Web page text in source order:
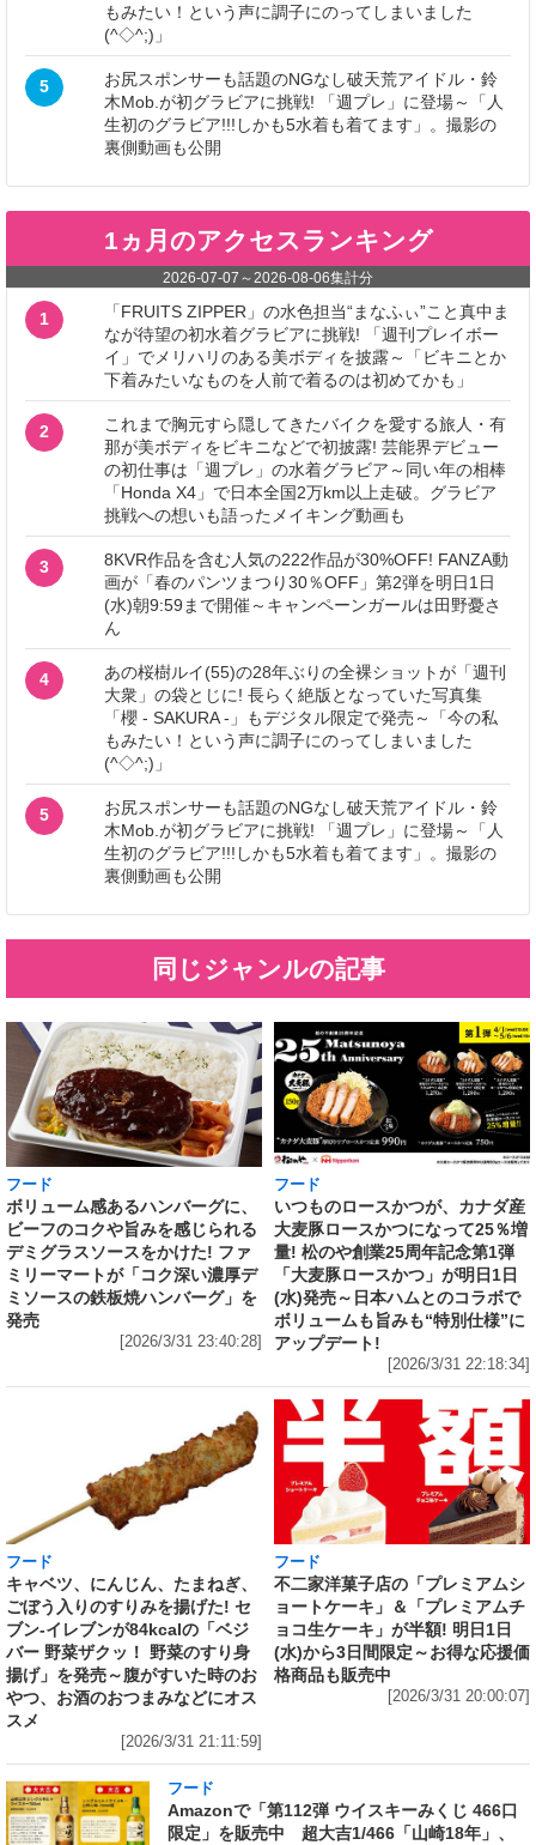
もみたい！という声に調子にのってしまいました
(^◇^;)」
5
お尻スポンサーも話題のNGなし破天荒アイドル・鈴
木Mob.が初グラビアに挑戦! 「週プレ」に登場～「人
生初のグラビア!!!しかも5水着も着てます」。撮影の
裏側動画も公開
1ヵ月のアクセスランキング
2026-07-07 ～2026-08-06集計分
1
「FRUITS ZIPPER」の水色担当“まなふぃ”こと真中ま
なが待望の初水着グラビアに挑戦! 「週刊プレイボー
イ」でメリハリのある美ボディを披露～「ビキニとか
下着みたいなものを人前で着るのは初めてかも」
2
これまで胸元すら隠してきたバイクを愛する旅人・有
那が美ボディをビキニなどで初披露! 芸能界デビュー
の初仕事は「週プレ」の水着グラビア～同い年の相棒
「Honda X4」で日本全国2万km以上走破。グラビア
挑戦への想いも語ったメイキング動画も
3
8KVR作品を含む人気の222作品が30%OFF! FANZA動
画が「春のパンツまつり30％OFF」第2弾を明日1日
(水)朝9:59まで開催～キャンペーンガールは田野憂さ
ん
4
あの桜樹ルイ(55)の28年ぶりの全裸ショットが「週刊
大衆」の袋とじに! 長らく絶版となっていた写真集
「櫻 - SAKURA -」もデジタル限定で発売～「今の私
もみたい！という声に調子にのってしまいました
(^◇^;)」
5
お尻スポンサーも話題のNGなし破天荒アイドル・鈴
木Mob.が初グラビアに挑戦! 「週プレ」に登場～「人
生初のグラビア!!!しかも5水着も着てます」。撮影の
裏側動画も公開
同じジャンルの記事
フード
ボリューム感あるハンバーグに、
ビーフのコクや旨みを感じられる
デミグラスソースをかけた! ファ
ミリーマートが「コク深い濃厚デ
ミソースの鉄板焼ハンバーグ」を
発売
[2026/3/31 23:40:28]
フード
いつものロースかつが、カナダ産
大麦豚ロースかつになって25％増
量! 松のや創業25周年記念第1弾
「大麦豚ロースかつ」が明日1日
(水)発売～日本ハムとのコラボで
ボリュームも旨みも“特別仕様”に
アップデート!
[2026/3/31 22:18:34]
フード
キャベツ、にんじん、たまねぎ、
ごぼう入りのすりみを揚げた! セ
ブン‐イレブンが84kcalの「ベジ
バー 野菜ザクッ！ 野菜のすり身
揚げ」を発売～腹がすいた時のお
やつ、お酒のおつまみなどにオス
スメ
[2026/3/31 21:11:59]
フード
不二家洋菓子店の「プレミアムシ
ョートケーキ」＆「プレミアムチ
ョコ生ケーキ」が半額! 明日1日
(水)から3日間限定～お得な応援価
格商品も販売中
[2026/3/31 20:00:07]
フード
Amazonで「第112弾 ウイスキーみくじ 466口
限定」を販売中 超大吉1/466「山崎18年」、